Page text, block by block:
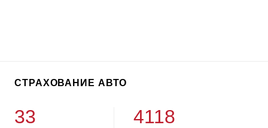
СТРАХОВАНИЕ АВТО
33 4118